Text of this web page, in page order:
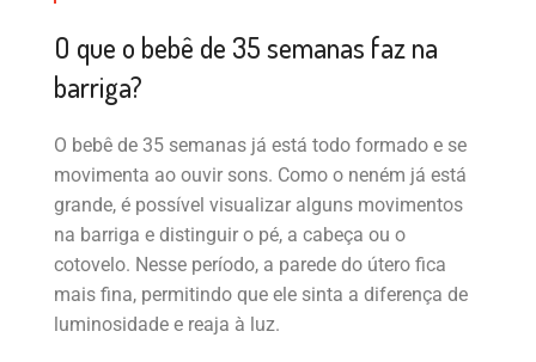
O que o bebê de 35 semanas faz na
barriga?
O bebê de 35 semanas já está todo formado e se
movimenta ao ouvir sons. Como o neném já está
grande, é possível visualizar alguns movimentos
na barriga e distinguir o pé, a cabeça ou o
cotovelo. Nesse período, a parede do útero fica
mais fina, permitindo que ele sinta a diferença de
luminosidade e reaja à luz.